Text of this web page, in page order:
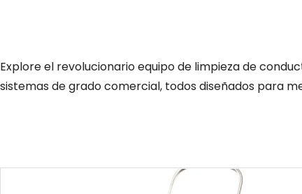
Explore el revolucionario equipo de limpieza de
sistemas de grado comercial, todos diseñados para